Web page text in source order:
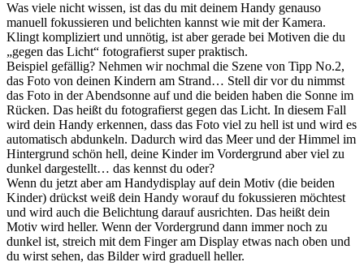
Was viele nicht wissen, ist das du mit deinem Handy genauso
manuell fokussieren und belichten kannst wie mit der Kamera.
Klingt kompliziert und unnötig, ist aber gerade bei Motiven die du
„gegen das Licht“ fotografierst super praktisch.
Beispiel gefällig? Nehmen wir nochmal die Szene von Tipp No.2,
das Foto von deinen Kindern am Strand… Stell dir vor du nimmst
das Foto in der Abendsonne auf und die beiden haben die Sonne im
Rücken. Das heißt du fotografierst gegen das Licht. In diesem Fall
wird dein Handy erkennen, dass das Foto viel zu hell ist und wird es
automatisch abdunkeln. Dadurch wird das Meer und der Himmel im
Hintergrund schön hell, deine Kinder im Vordergrund aber viel zu
dunkel dargestellt… das kennst du oder?
Wenn du jetzt aber am Handydisplay auf dein Motiv (die beiden
Kinder) drückst weiß dein Handy worauf du fokussieren möchtest
und wird auch die Belichtung darauf ausrichten. Das heißt dein
Motiv wird heller. Wenn der Vordergrund dann immer noch zu
dunkel ist, streich mit dem Finger am Display etwas nach oben und
du wirst sehen, das Bilder wird graduell heller.